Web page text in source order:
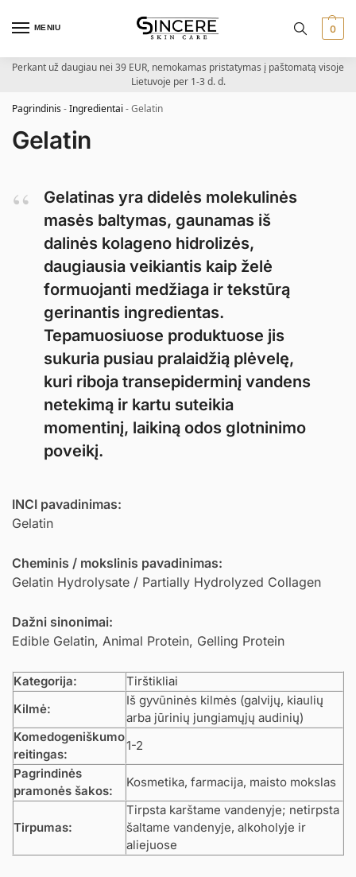
MENIU 0
Perkant už daugiau nei 39 EUR, nemokamas pristatymas į paštomatą visoje
Lietuvoje per 1-3 d. d.
Pagrindinis-Ingredientai -Gelatin
Gelatin
Gelatinas yra didelės molekulinės
masės baltymas, gaunamas iš
dalinės kolageno hidrolizės,
daugiausia veikiantis kaip želė
formuojanti medžiaga ir tekstūrą
gerinantis ingredientas.
Tepamuosiuose produktuose jis
sukuria pusiau pralaidžią plėvelę,
kuri riboja transepiderminį vandens
netekimą ir kartu suteikia
momentinį, laikiną odos glotninimo
poveikį.
INCI pavadinimas:
Gelatin
Cheminis / mokslinis pavadinimas:
Gelatin Hydrolysate / Partially Hydrolyzed Collagen
Dažni sinonimai:
Edible Gelatin, Animal Protein, Gelling Protein
Kategorija:
Tirštikliai
Kilmė:
Iš gyvūninės kilmės (galvijų, kiaulių
arba jūrinių jungiamųjų audinių)
Komedogeniškumo
reitingas:
1-2
Pagrindinės
pramonės šakos:
Kosmetika, farmacija, maisto mokslas
Tirpumas:
Tirpsta karštame vandenyje; netirpsta
šaltame vandenyje, alkoholyje ir
aliejuose